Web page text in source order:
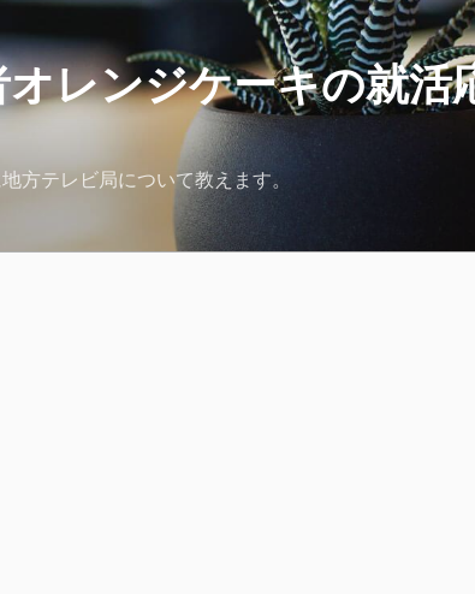
レンジケーキの就活
方テレビ局について教えます。